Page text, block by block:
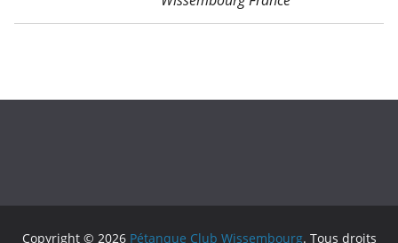
Copyright © 2026 Pétanque Club Wissembourg. Tous droits